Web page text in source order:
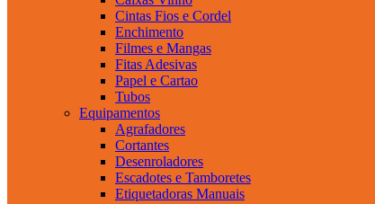
Cintas Fios e Cordel
Enchimento
Filmes e Mangas
Fitas Adesivas
Papel e Cartao
Tubos
Equipamentos
Agrafadores
Cortantes
Desenroladores
Escadotes e Tamboretes
Etiquetadoras Manuais